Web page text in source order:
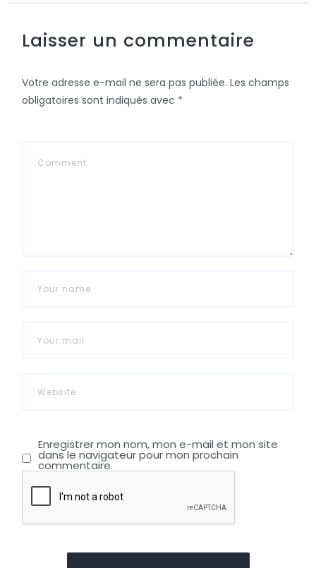
Laisser un commentaire
Votre adresse e-mail ne sera pas publiée. Les champs
obligatoires sont indiqués avec *
Enregistrer mon nom, mon e-mail et mon site
dans le navigateur pour mon prochain
commentaire.